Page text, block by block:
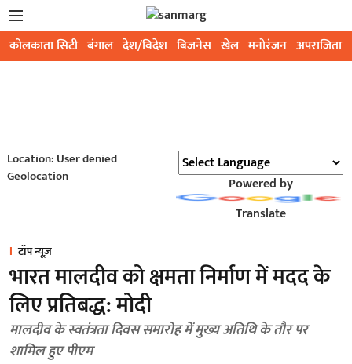
कोलकाता सिटी बंगाल देश/विदेश बिजनेस खेल मनोरंजन अपराजिता
Location: User denied
Geolocation
Powered by
Translate
टॉप न्यूज़
भारत मालदीव को क्षमता निर्माण में मदद के
लिए प्रतिबद्ध: मोदी
मालदीव के स्वतंत्रता दिवस समारोह में मुख्य अतिथि के तौर पर
शामिल हुए पीएम